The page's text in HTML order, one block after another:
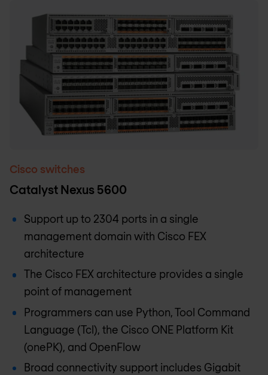
Cisco switches
Catalyst Nexus 5600
Support up to 2304 ports in a single
management domain with Cisco FEX
architecture
The Cisco FEX architecture provides a single
point of management
Programmers can use Python, Tool Command
Language (Tcl), the Cisco ONE Platform Kit
(onePK), and OpenFlow
Broad connectivity support includes Gigabit